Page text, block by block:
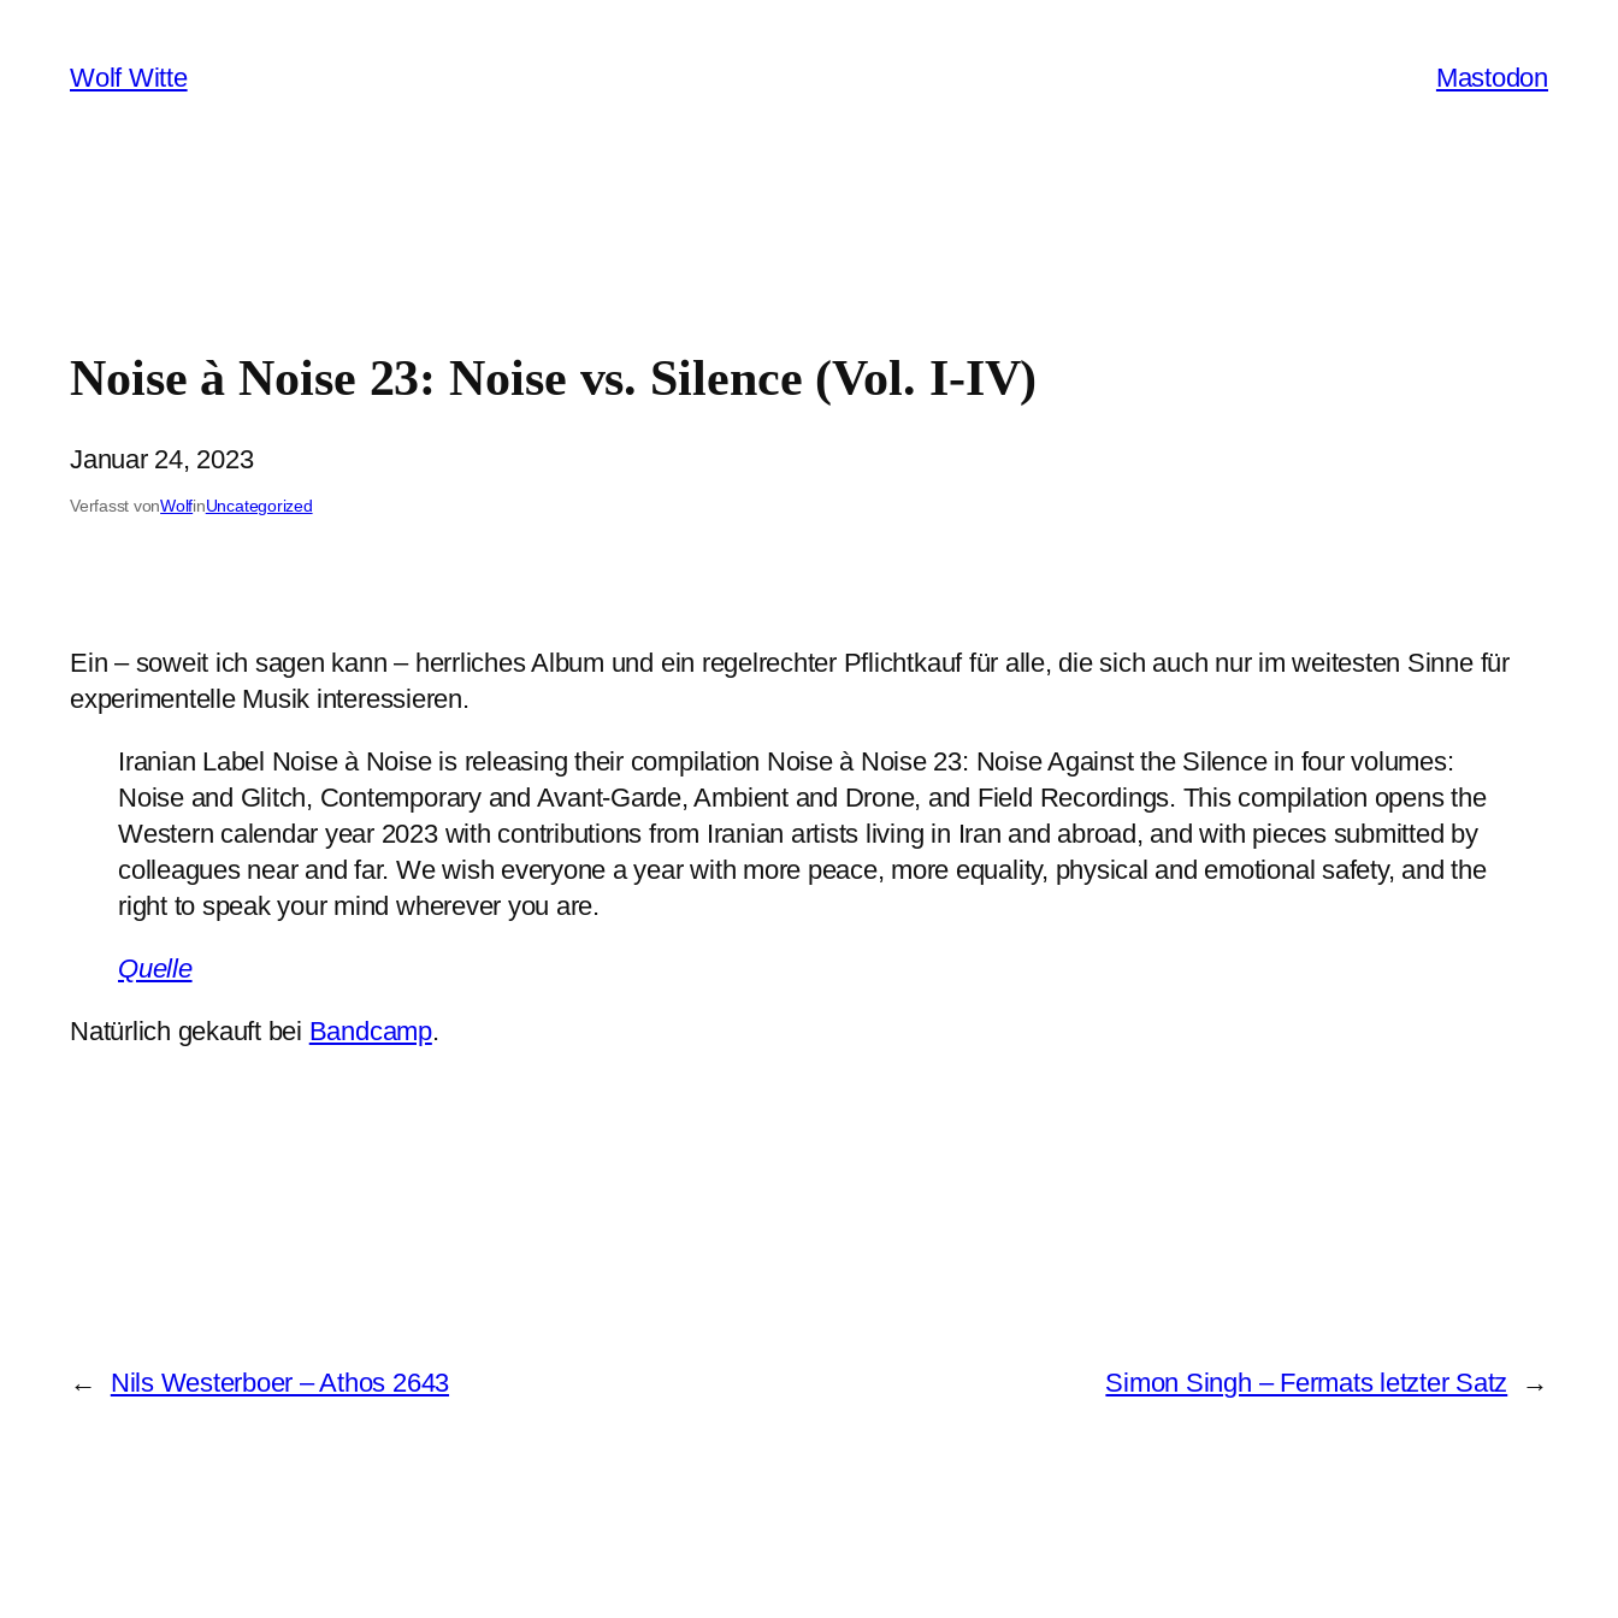
Inhalt
springen
Wolf Witte Mastodon
Noise à Noise 23: Noise vs. Silence (Vol. I​-​IV)
Januar 24, 2023
Verfasst vonWolfinUncategorized
Ein – soweit ich sagen kann – herrliches Album und ein regelrechter Pflichtkauf für alle, die sich auch nur im weitesten Sinne für
experimentelle Musik interessieren.
Iranian Label Noise à Noise is releasing their compilation Noise à Noise 23: Noise Against the Silence in four volumes:
Noise and Glitch, Contemporary and Avant-Garde, Ambient and Drone, and Field Recordings. This compilation opens the
Western calendar year 2023 with contributions from Iranian artists living in Iran and abroad, and with pieces submitted by
colleagues near and far. We wish everyone a year with more peace, more equality, physical and emotional safety, and the
right to speak your mind wherever you are.
Quelle
Natürlich gekauft bei Bandcamp.
← Nils Westerboer – Athos 2643 Simon Singh – Fermats letzter Satz →